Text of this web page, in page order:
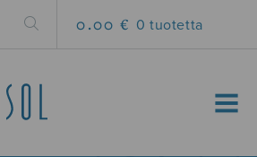
0.00 € 0 tuotetta
MENU